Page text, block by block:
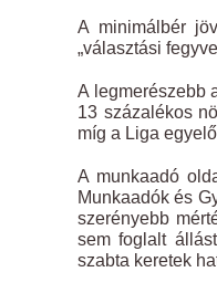
A minimálbér
„választási
A legmerészebb
13 százalékos
míg a Liga
A munkaadó
Munkaadók és
szerényebb
sem foglalt
szabta keretek